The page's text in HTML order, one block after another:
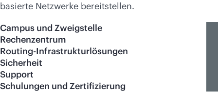
basierte Netzwerke bereitstellen.
Campus und Zweigstelle
Rechenzentrum
Routing-Infrastrukturlösungen
Sicherheit
Support
Schulungen und Zertifizierung